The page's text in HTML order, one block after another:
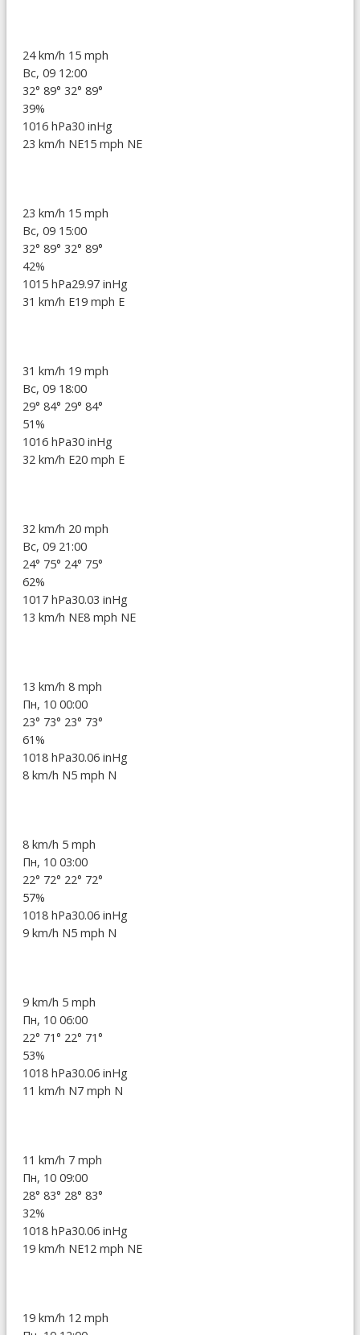
24 km/h 15 mph
Вс, 09 12:00
32° 89° 32° 89°
39%
1016 hPa30 inHg
23 km/h NE15 mph NE
23 km/h 15 mph
Вс, 09 15:00
32° 89° 32° 89°
42%
1015 hPa29.97 inHg
31 km/h E19 mph E
31 km/h 19 mph
Вс, 09 18:00
29° 84° 29° 84°
51%
1016 hPa30 inHg
32 km/h E20 mph E
32 km/h 20 mph
Вс, 09 21:00
24° 75° 24° 75°
62%
1017 hPa30.03 inHg
13 km/h NE8 mph NE
13 km/h 8 mph
Пн, 10 00:00
23° 73° 23° 73°
61%
1018 hPa30.06 inHg
8 km/h N5 mph N
8 km/h 5 mph
Пн, 10 03:00
22° 72° 22° 72°
57%
1018 hPa30.06 inHg
9 km/h N5 mph N
9 km/h 5 mph
Пн, 10 06:00
22° 71° 22° 71°
53%
1018 hPa30.06 inHg
11 km/h N7 mph N
11 km/h 7 mph
Пн, 10 09:00
28° 83° 28° 83°
32%
1018 hPa30.06 inHg
19 km/h NE12 mph NE
19 km/h 12 mph